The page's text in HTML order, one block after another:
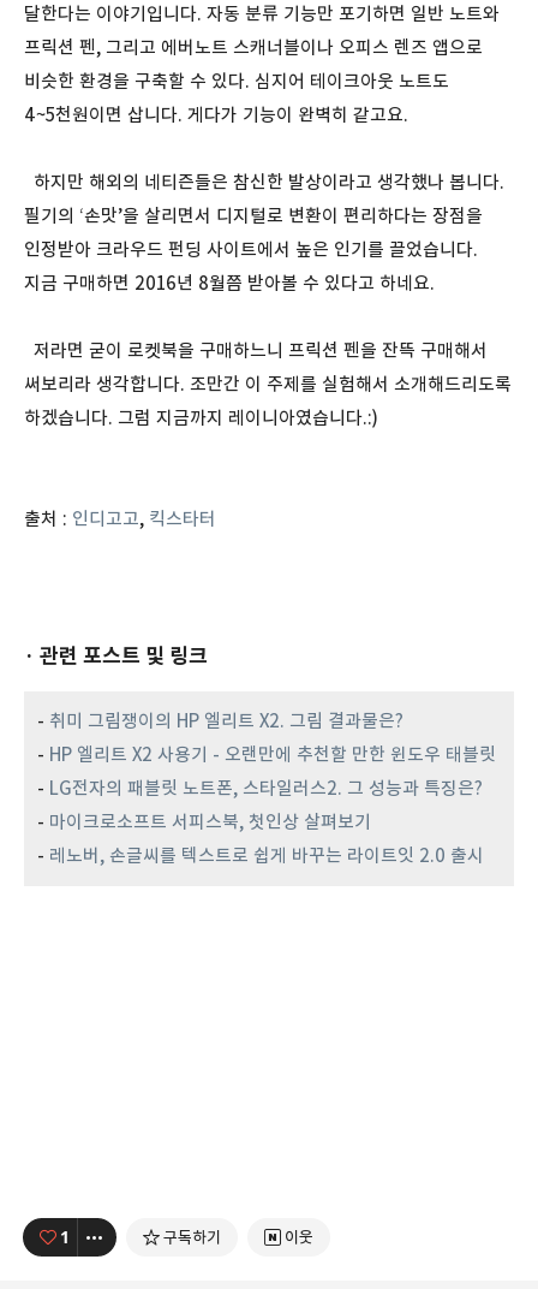
달한다는 이야기입니다. 자동 분류 기능만 포기하면 일반 노트와
프릭션 펜, 그리고 에버노트 스캐너블이나 오피스 렌즈 앱으로
비슷한 환경을 구축할 수 있다. 심지어 테이크아웃 노트도
4~5천원이면 삽니다. 게다가 기능이 완벽히 같고요.
하지만 해외의 네티즌들은 참신한 발상이라고 생각했나 봅니다.
필기의 ‘손맛’을 살리면서 디지털로 변환이 편리하다는 장점을
인정받아 크라우드 펀딩 사이트에서 높은 인기를 끌었습니다.
지금 구매하면 2016년 8월쯤 받아볼 수 있다고 하네요.
저라면 굳이 로켓북을 구매하느니 프릭션 펜을 잔뜩 구매해서
써보리라 생각합니다. 조만간 이 주제를 실험해서 소개해드리도록
하겠습니다. 그럼 지금까지 레이니아였습니다.:)
출처 : 인디고고, 킥스타터
· 관련 포스트 및 링크
- 취미 그림쟁이의 HP 엘리트 X2. 그림 결과물은?
- HP 엘리트 X2 사용기 - 오랜만에 추천할 만한 윈도우 태블릿
- LG전자의 패블릿 노트폰, 스타일러스2. 그 성능과 특징은?
- 마이크로소프트 서피스북, 첫인상 살펴보기
- 레노버, 손글씨를 텍스트로 쉽게 바꾸는 라이트잇 2.0 출시
1 구독하기 이웃